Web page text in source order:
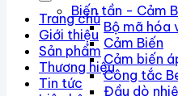
Trang chủ
Giới thiệu
Sản phẩm
Thương hiệu
Tin tức
Biến tần - Cảm
Bộ mã hóa
Cảm Biến
Cảm biến
Công tắc
Đầu dò